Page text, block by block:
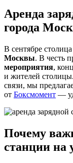
Аренда
города
В сентябре
Москвы. В честь
мероприятия,
и жителей
связи, мы
от Боксмомент —
Почему
станции на